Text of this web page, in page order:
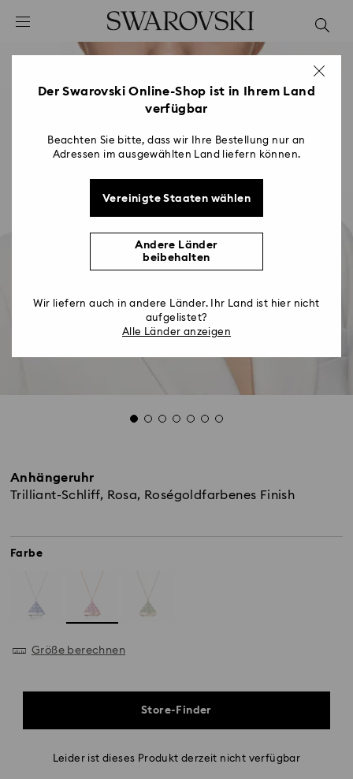
Liste Tastaturkürzel
2 - Footer
Anhängeruhr
Trilliant-Schliff, Rosa, Roségoldfarbenes Finish
Farbe
Größe berechnen
Store-Finder
Leider ist dieses Produkt derzeit nicht verfügbar
Der Swarovski Online-Shop ist in Ihrem Land
verfügbar
Beachten Sie bitte, dass wir Ihre Bestellung nur an
Adressen im ausgewählten Land liefern können.
Vereinigte Staaten wählen
Andere Länder
beibehalten
Wir liefern auch in andere Länder. Ihr Land ist hier nicht
aufgelistet?
Alle Länder anzeigen